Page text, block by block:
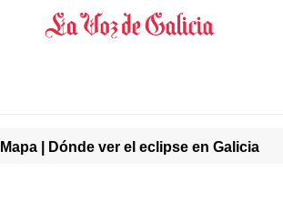
Mapa | Dónde ver el eclipse en Galicia